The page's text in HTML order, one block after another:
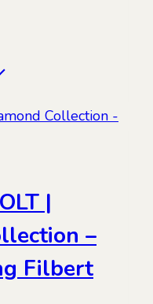
|
–
Filbert